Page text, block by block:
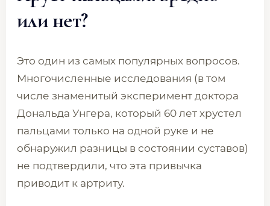
или нет?
Это один из самых популярных вопросов.
Многочисленные исследования (в том
числе знаменитый эксперимент доктора
Дональда Унгера, который 60 лет хрустел
пальцами только на одной руке и не
обнаружил разницы в состоянии суставов)
не подтвердили, что эта привычка
приводит к артриту.